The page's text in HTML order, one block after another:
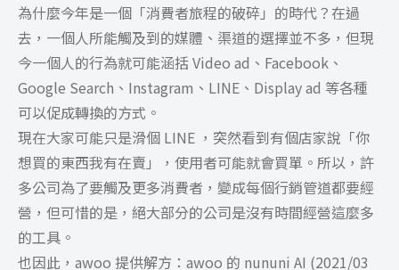
為什麼今年是一個「消費者旅程的破碎」的時代？在過
去，一個人所能觸及到的媒體、渠道的選擇並不多，但現
今一個人的行為就可能涵括 Video ad、Facebook、
Google Search、Instagram、LINE、Display ad 等各種
可以促成轉換的方式。
現在大家可能只是滑個 LINE ，突然看到有個店家說「你
想買的東西我有在賣」，使用者可能就會買單。所以，許
多公司為了要觸及更多消費者，變成每個行銷管道都要經
營，但可惜的是，絕大部分的公司是沒有時間經營這麼多
的工具。
也因此，awoo 提供解方：awoo 的 nununi AI (2021/03